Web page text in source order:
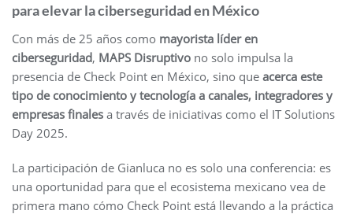
para elevar la ciberseguridad en México
Con más de 25 años como mayorista líder en
ciberseguridad, MAPS Disruptivo no solo impulsa la
presencia de Check Point en México, sino que acerca este
tipo de conocimiento y tecnología a canales, integradores y
empresas finales a través de iniciativas como el IT Solutions
Day 2025.
La participación de Gianluca no es solo una conferencia: es
una oportunidad para que el ecosistema mexicano vea de
primera mano cómo Check Point está llevando a la práctica